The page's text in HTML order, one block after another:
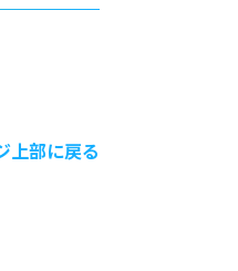
上部に戻る